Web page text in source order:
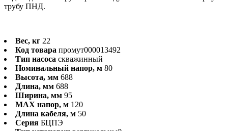
трубу ПНД.
Вес, кг 22
Код товара промут000013492
Тип насоса скважинный
Номинальный напор, м 80
Высота, мм 688
Длина, мм 688
Ширина, мм 95
MAX напор, м 120
Длина кабеля, м 50
Серия БЦПЭ